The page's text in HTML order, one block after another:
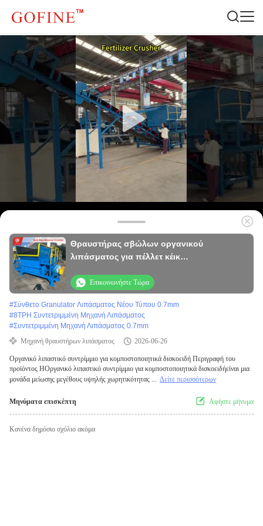
Θραυστήρας σβώλων οργανικού
λιπάσματος για πέλλετ κέικ
Επικοινωνήστε Τώρα
#Σύνθετο Granulator Λιπάσματος Νέου Τύπου 0.7mm
#8TPH Συντετριμμένη Μηχανή Λιπάσματος
#Συντετριμμένη Μηχανή Λιπάσματος 0.7mm
Μηχανή θραυστήρων λιπάσματος
2026-06-26
Οργανικό λιπαστικό συντρίμμιο για κομποστοποιητικά δισκοειδή Περιγραφή του
προϊόντος ΗΟργανικό λιπαστικό συντρίμμιο για κομποστοποιητικά δισκοειδήείναι μια
μονάδα μείωσης μεγέθους υψηλής χωρητικότητας ... Δείτε περισσότερων
Μηνύματα επισκέπτη Αφήστε μήνυμα
Κανένα δημόσιο σχόλιο ακόμα